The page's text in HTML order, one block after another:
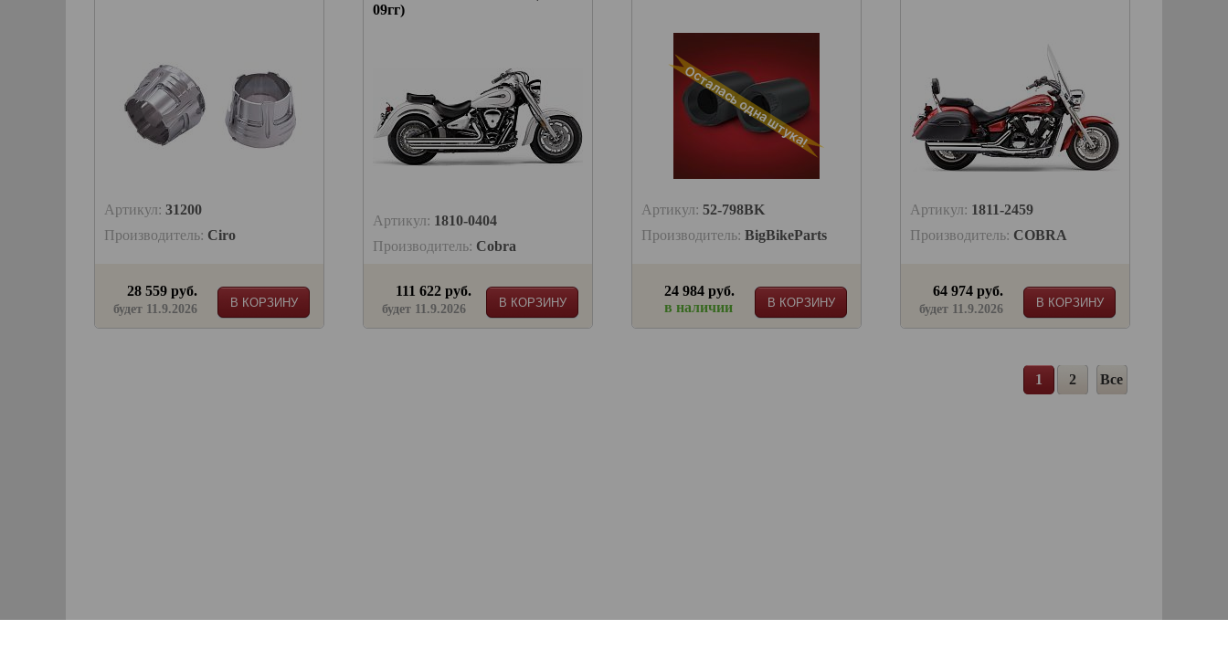
Артикул: 31200
Производитель: Ciro
В КОРЗИНУ
28 559 руб.
будет 11.9.2026
09гг)
Артикул: 1810-0404
Производитель: Cobra
В КОРЗИНУ
111 622 руб.
будет 11.9.2026
Осталась одна штука!
Артикул: 52-798BK
Производитель: BigBikeParts
В КОРЗИНУ
24 984 руб.
в наличии
Артикул: 1811-2459
Производитель: COBRA
В КОРЗИНУ
64 974 руб.
будет 11.9.2026
1 2 Все